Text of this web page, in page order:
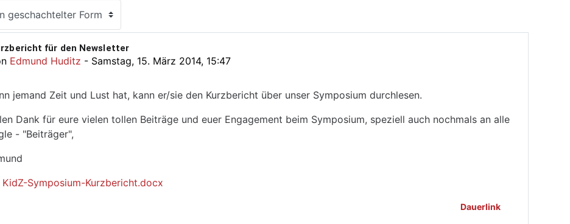
für den Newsletter
Edmund Huditz - Samstag, 15. März 2014, 15:47
Antworten: 0
jemand Zeit und Lust hat, kann er/sie den Kurzbericht über unser Symposium durchlesen.
Dank für eure vielen tollen Beiträge und euer Engagement beim Symposium, speziell auch nochmals an alle
- "Beiträger",
KidZ-Symposium-Kurzbericht.docx
Dauerlink